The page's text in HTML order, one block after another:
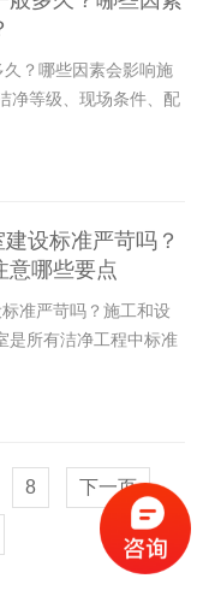
？哪些因素会影响施
净等级、现场条件、配
设标准严苛吗？
意哪些要点
准严苛吗？施工和设
是所有洁净工程中标准
8 下一页